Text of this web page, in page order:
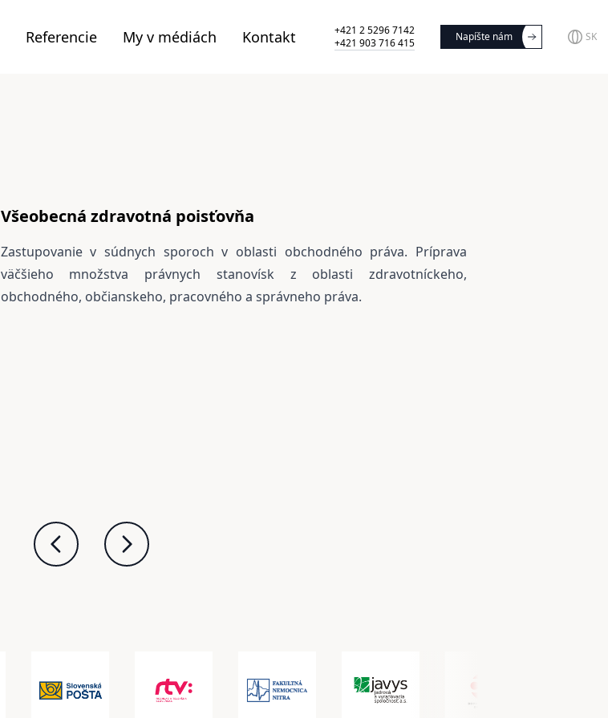
Referencie My v médiách Kontakt SK
+421 2 5296 7142
+421 903 716 415
Napíšte nám
Všeobecná zdravotná poisťovňa
Zastupovanie v súdnych sporoch v oblasti obchodného práva. Príprava
väčšieho množstva právnych stanovísk z oblasti zdravotníckeho,
obchodného, občianskeho, pracovného a správneho práva.